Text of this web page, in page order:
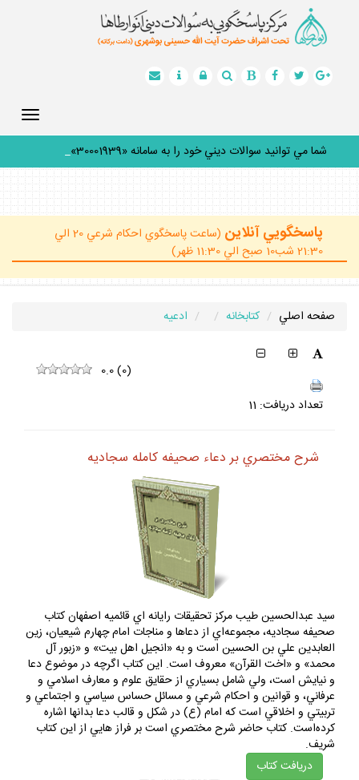
شما مي توانيد سوالات ديني خود را به سامانه «30001939» پي
پاسخگويي آنلاين
(ساعت پاسخگوي احكام شرعي 20 الي
21:30 شب10 صبح الي 11:30 ظهر)
صفحه اصلي كتابخانه ادعيه
0.0(0)
تعداد دريافت: 11
شرح مختصري بر دعاء صحيفه كامله سجاديه
سيد عبدالحسين طيب مركز تحقيقات رايانه اي قائميه اصفهان كتاب
صحيفه سجاديه، مجموعه‌اي از دعاها و مناجات امام چهارم شيعيان، زين
العابدين علي بن الحسين است و به «انجيل اهل بيت» و «زبور آل
محمد» و «اخت القرآن» معروف است. اين كتاب اگرچه در موضوع دعا
و نيايش است، ولي شامل بسياري از حقايق علوم و معارف اسلامي و
عرفاني، و قوانين و احكام شرعي و مسائل حساس سياسي و اجتماعي و
تربيتي و اخلاقي است كه امام (ع) در شكل و قالب دعا بدانها اشاره
كرده‌است. كتاب حاضر شرح مختصري است بر فراز هايي از اين كتاب
شريف.
دريافت كتاب